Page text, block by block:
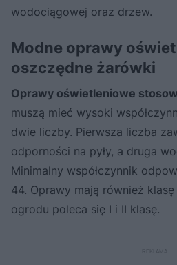
wodociągowej oraz drzew.
Modne oprawy
oszczędne żarówki
Oprawy oświetleniowe
muszą mieć wysoki
dwie liczby. Pierwsza liczba
odporności na pyły, a druga
Minimalny współczynnik
44. Oprawy mają również
ogrodu poleca się I i II klasę.